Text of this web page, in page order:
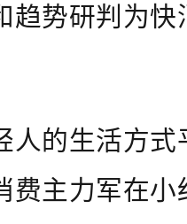
趋势研判为
人的生活方
费主力军在